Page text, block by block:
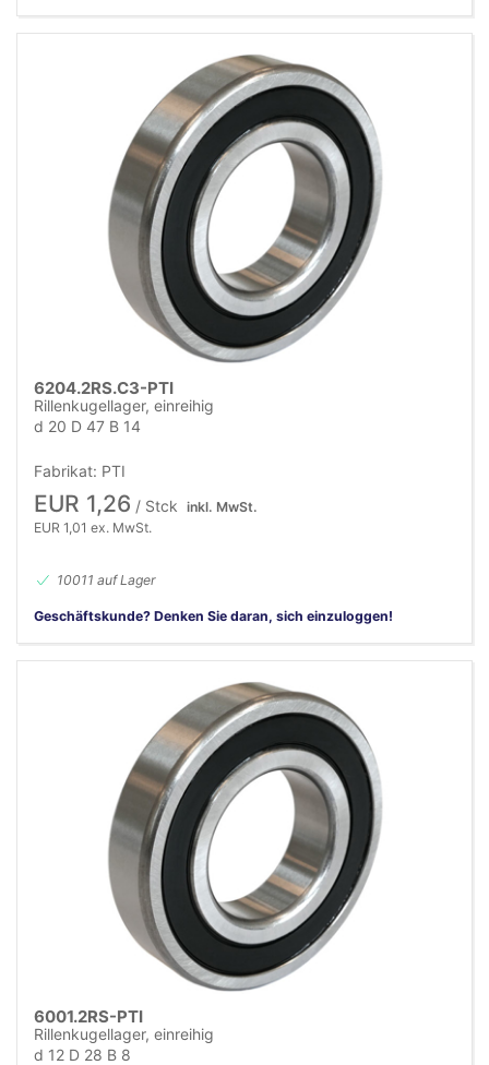
6204.2RS.C3-PTI
Rillenkugellager, einreihig
d 20 D 47 B 14
Fabrikat: PTI
EUR 1,26 / Stck inkl. MwSt.
EUR 1,01 ex. MwSt.
10011 auf Lager
Geschäftskunde? Denken Sie daran, sich einzuloggen!
6001.2RS-PTI
Rillenkugellager, einreihig
d 12 D 28 B 8